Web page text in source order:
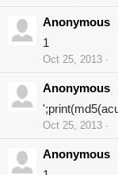
Anonymous
1
Oct 25, 2013
Anonymous
Oct 25, 2013
Anonymous